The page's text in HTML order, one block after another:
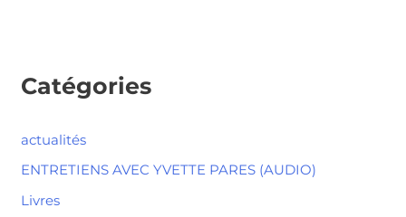
Catégories
actualités
ENTRETIENS AVEC YVETTE PARES (AUDIO)
Livres